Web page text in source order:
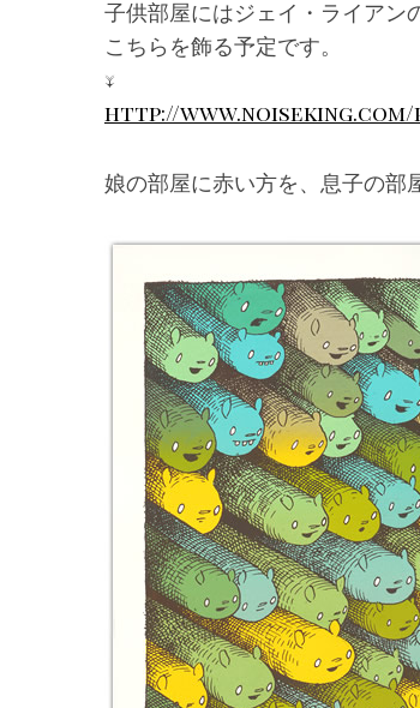
子供部屋にはジェイ・ライアン
こちらを飾る予定です。
↓
http://
娘の部屋に赤い方を、息子の部